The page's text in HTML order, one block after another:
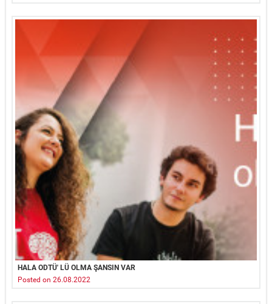
HALA ODTÜ' LÜ OLMA ŞANSIN VAR
Posted on 26.08.2022